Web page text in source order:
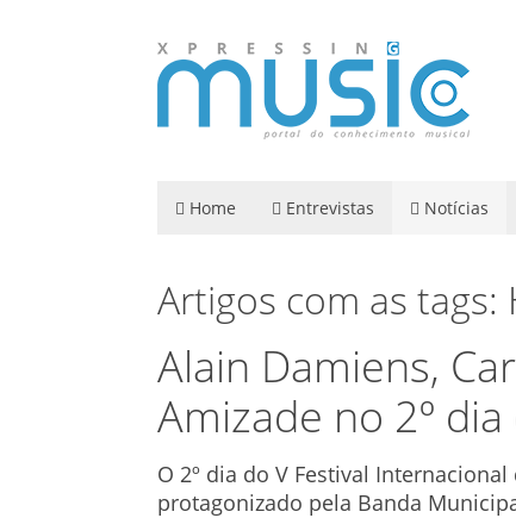
Home Entrevistas Notícias
Artigos com as tags:
Alain Damiens,
Amizade no 2º
O 2º dia do V Festival
protagonizado pela Banda